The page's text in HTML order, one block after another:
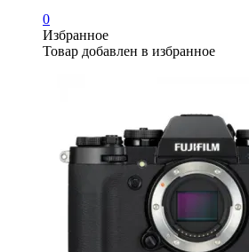
0
Избранное
Товар добавлен в избранное